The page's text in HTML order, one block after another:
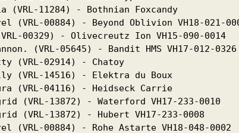
(VRL-11284) - Bothnian Foxcandy
(VRL-00884) - Beyond Oblivion VH18-021-
00329) - Olivecreutz Ion VH15-090-0014
(VRL-05645) - Bandit HMS VH17-012-0326
(VRL-02914) - Chatoy
(VRL-14516) - Elektra du Boux
(VRL-04116) - Heidseck Carrie
(VRL-13872) - Waterford VH17-233-0010
(VRL-13872) - Hubert VH17-233-0008
(VRL-00884) - Rohe Astarte VH18-048-0002